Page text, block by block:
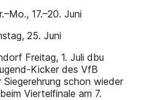
17.–20. Juni
25. Juni
Freitag, 1. Juli dbu
Kicker des VfB
schon wieder
Viertelfinale am 7.